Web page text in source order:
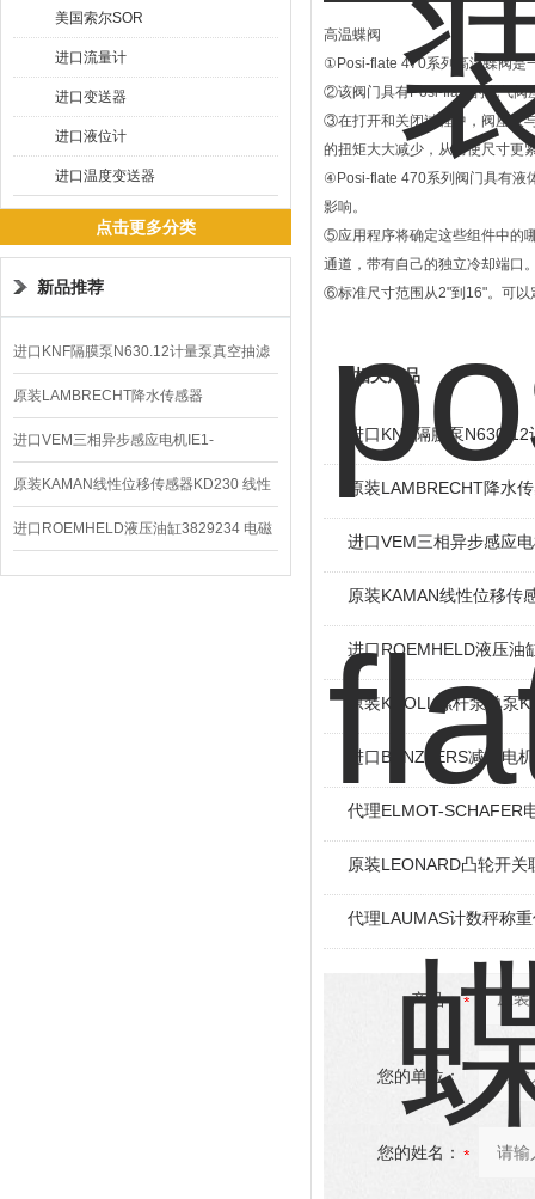
美国索尔SOR
进口流量计
进口变送器
进口液位计
进口温度变送器
点击更多分类
新品推荐
进口KNF隔膜泵N630.12计量泵真空抽滤
泵价格
原装LAMBRECHT降水传感器
00.14575.20气象仪
进口VEM三相异步感应电机IE1-
K21R80G4马达
原装KAMAN线性位移传感器KD230 线性
编码器
进口ROEMHELD液压油缸3829234 电磁
阀定位器
高温蝶阀
①Posi-flate 470系列高温蝶阀是
②该阀门具有Posi-flate的充气阀
③在打开和关闭过程中，阀座仅
的扭矩大大减少，从而使尺寸更
④Posi-flate 470系列阀门具有液
影响。
⑤应用程序将确定这些组件中的
通道，带有自己的独立冷却端口
⑥标准尺寸范围从2"到16"。可以
相关产品
进口KNF隔膜泵
原装LAMBRECHT降水
进口VEM三相异步感应
原装KAMAN线性位移传
进口ROEMHELD液压油
原装KNOLL螺杆泵单泵
进口BENZLERS减速电
代理ELMOT-SCHAFER
原装LEONARD凸轮开关
代理LAUMAS计数秤称
产品：
您的单位：
您的姓名：